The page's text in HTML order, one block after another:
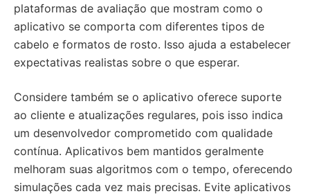
plataformas de avaliação que mostram como o
aplicativo se comporta com diferentes tipos de
cabelo e formatos de rosto. Isso ajuda a estabelecer
expectativas realistas sobre o que esperar.
Considere também se o aplicativo oferece suporte
ao cliente e atualizações regulares, pois isso indica
um desenvolvedor comprometido com qualidade
contínua. Aplicativos bem mantidos geralmente
melhoram suas algoritmos com o tempo, oferecendo
simulações cada vez mais precisas. Evite aplicativos